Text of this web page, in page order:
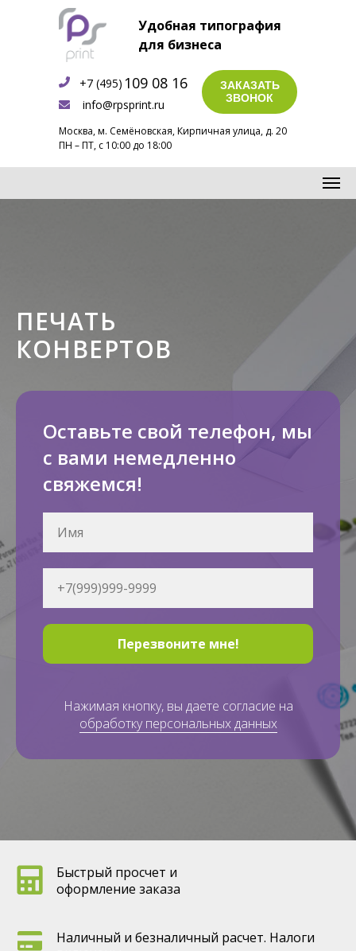
+7 (495)
Удобная типография
для бизнеса
Москва, м. Семёновская, Кирпичная улица, д. 20
ПН – ПТ, с 10:00 до 18:00
109 08 16
info@rpsprint.ru
ЗАКАЗАТЬ
ЗВОНОК
ПЕЧАТЬ
КОНВЕРТОВ
Оставьте свой телефон, мы
с вами немедленно
свяжемся!
Перезвоните мне!
Нажимая кнопку, вы даете согласие на
обработку персональных данных
Быстрый просчет и
оформление заказа
Наличный и безналичный расчет. Налоги